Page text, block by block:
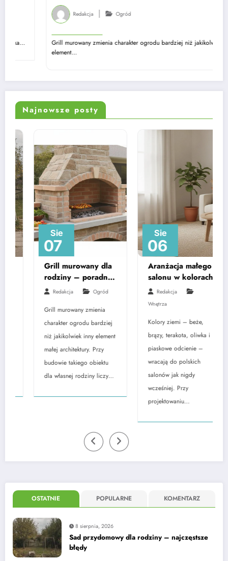
Redakcja Ogród
Grill murowany zmienia charakter ogrodu bardziej niż jakikolwiek inny
Najnowsze posty
Sie
07
Grill murowany dla
rodziny – poradnik
krok po kroku
Redakcja Ogród
Grill murowany zmienia
charakter ogrodu bardziej
niż jakikolwiek inny element
małej architektury. Przy
budowie takiego obiektu
dla własnej rodziny liczy…
Sie
06
Aranżacja małego
salonu w kolorach
ziemi – na co
zwrócić uwagę
Redakcja
Wnętrza
Kolory ziemi – beże,
brązy, terakota, oliwka i
piaskowe odcienie –
wracają do polskich
salonów jak nigdy
wcześniej. Przy
projektowaniu…
OSTATNIE POPULARNE KOMENTARZ
8 sierpnia, 2026
Sad przydomowy dla rodziny – najczęstsze
błędy